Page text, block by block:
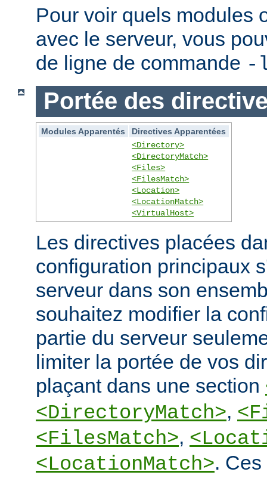
Pour voir quels modules
avec le serveur, vous
de ligne de commande -
Portée des
Modules Apparentés
Directives Apparentées
<Directory>
<DirectoryMatch>
<Files>
<FilesMatch>
<Location>
<LocationMatch>
<VirtualHost>
Les directives placées
configuration principaux
serveur dans son
souhaitez modifier la
partie du serveur
limiter la portée de vos
plaçant dans une section
<DirectoryMatch>,
<FilesMatch>,
<LocationMatch>.